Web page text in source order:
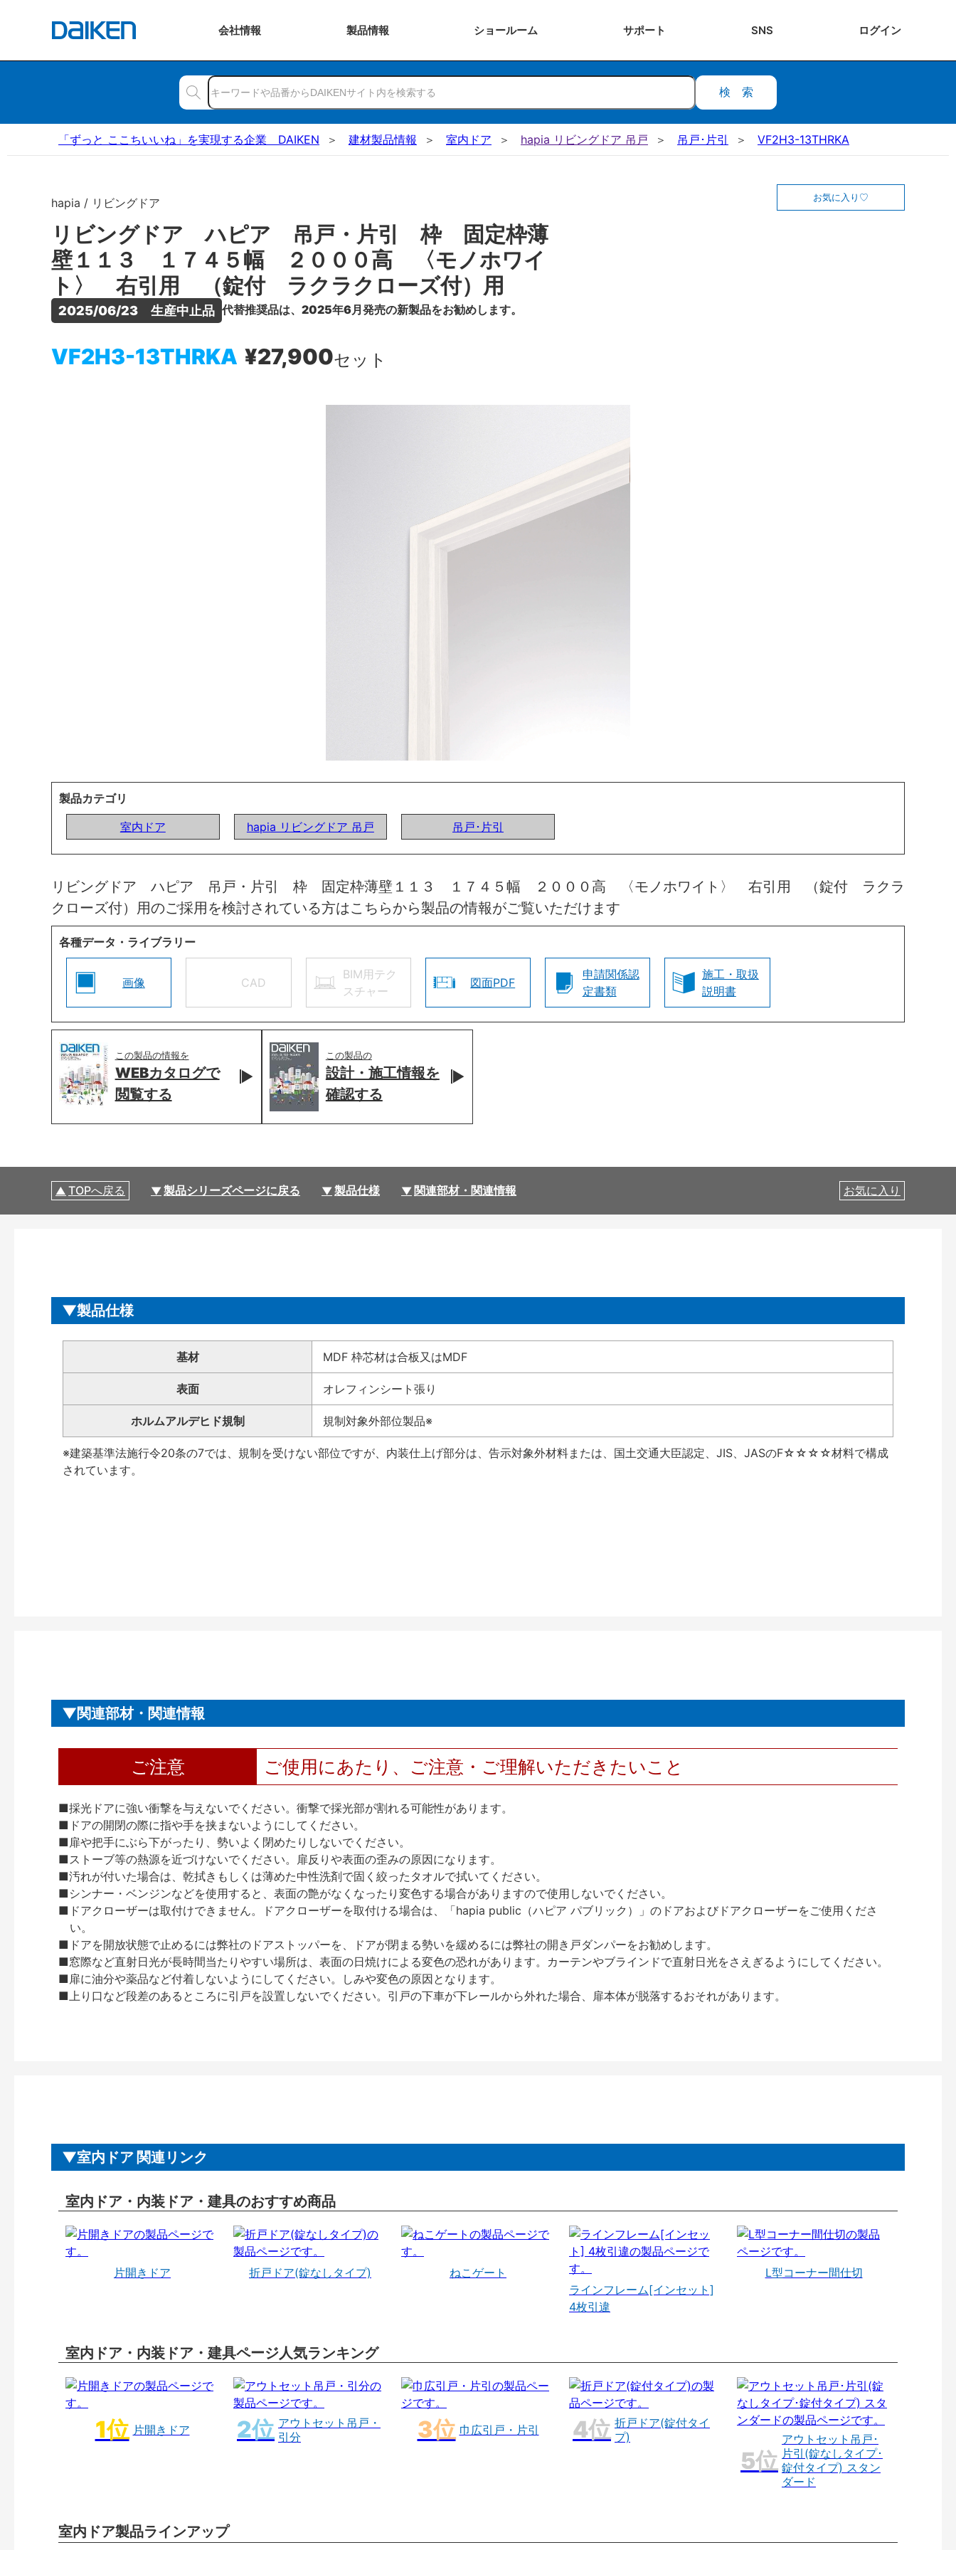
会社情報 製品情報 ショールーム サポート SNS ログイン
検索
「ずっと ここちいいね」を実現する企業 DAIKEN 建材製品情報 室内ドア hapia リビングドア 吊戸 吊戸･片引 VF2H3-13THRKA
hapia / リビングドア
リビングドア ハピア 吊戸・片引 枠 固定枠薄
壁１１３ １７４５幅 ２０００高 〈モノホワイ
ト〉 右引用 （錠付 ラクラクローズ付）用
2025/06/23　生産中止品 代替推奨品は、2025年6月発売の新製品をお勧めします。
VF2H3-13THRKA ¥27,900セット
お気に入り
製品カテゴリ
室内ドア
hapia リビングドア 吊戸 吊戸･片引
リビングドア ハピア 吊戸・片引 枠 固定枠薄壁１１３ １７４５幅 ２０００高 〈モノホワイト〉 右引用 （錠付 ラクラ
クローズ付）用のご採用を検討されている方はこちらから製品の情報がご覧いただけます
各種データ・ライブラリー
画像 CAD
BIM用テク
スチャー
図面PDF
申請関係認
定書類
施工・取扱
説明書
この製品の情報を
WEBカタログで
閲覧する
この製品の
設計・施工情報を
確認する
TOPへ戻る 製品シリーズページに戻る 製品仕様 関連部材・関連情報 お気に入り
製品仕様
基材 MDF 枠芯材は合板又はMDF
表面 オレフィンシート張り
ホルムアルデヒド規制 規制対象外部位製品※
※建築基準法施行令20条の7では、規制を受けない部位ですが、内装仕上げ部分は、告示対象外材料または、国土交通大臣認定、JIS、JASのF☆☆☆☆材料で構成
されています。
関連部材・関連情報
ご注意 ご使用にあたり、ご注意・ご理解いただきたいこと
■採光ドアに強い衝撃を与えないでください。衝撃で採光部が割れる可能性があります。
■ドアの開閉の際に指や手を挟まないようにしてください。
■扉や把手にぶら下がったり、勢いよく閉めたりしないでください。
■ストーブ等の熱源を近づけないでください。扉反りや表面の歪みの原因になります。
■汚れが付いた場合は、乾拭きもしくは薄めた中性洗剤で固く絞ったタオルで拭いてください。
■シンナー・ベンジンなどを使用すると、表面の艶がなくなったり変色する場合がありますので使用しないでください。
■ドアクローザーは取付けできません。ドアクローザーを取付ける場合は、「hapia public（ハピア パブリック）」のドアおよびドアクローザーをご使用くださ
い。
■ドアを開放状態で止めるには弊社のドアストッパーを、ドアが閉まる勢いを緩めるには弊社の開き戸ダンパーをお勧めします。
■窓際など直射日光が長時間当たりやすい場所は、表面の日焼けによる変色の恐れがあります。カーテンやブラインドで直射日光をさえぎるようにしてください。
■扉に油分や薬品など付着しないようにしてください。しみや変色の原因となります。
■上り口など段差のあるところに引戸を設置しないでください。引戸の下車が下レールから外れた場合、扉本体が脱落するおそれがあります。
室内ドア 関連リンク
室内ドア・内装ドア・建具のおすすめ商品
片開きドア 折戸ドア(錠なしタイプ)
ねこゲート
ラインフレーム[インセット]
4枚引違
L型コーナー間仕切
室内ドア・内装ドア・建具ページ人気ランキング
片開きドア
アウトセット吊戸・
引分
巾広引戸・片引
折戸ドア(錠付タイ
プ)
アウトセット吊戸･
片引(錠なしタイプ･
錠付タイプ) スタン
ダード
室内ドア製品ラインアップ